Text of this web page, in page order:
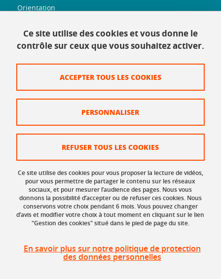
Orientation
Informations légales
Mentions légales
Politique des cookies
Gestion des cookies
Accessibilité : non conforme
Ce site utilise des cookies et vous donne le
contrôle sur ceux que vous souhaitez activer.
Ce site utilise des cookies pour vous proposer la lecture de vidéos,
pour vous permettre de partager le contenu sur les réseaux
sociaux, et pour mesurer l’audience des pages. Nous vous
donnons la possibilité d’accepter ou de refuser ces cookies. Nous
conservons votre choix pendant 6 mois. Vous pouvez changer
d’avis et modifier votre choix à tout moment en cliquant sur le lien
"Gestion des cookies" situé dans le pied de page du site.
En savoir plus sur notre politique de protection
des données personnelles
ACCEPTER TOUS LES COOKIES
REFUSER TOUS LES COOKIES
PERSONNALISER